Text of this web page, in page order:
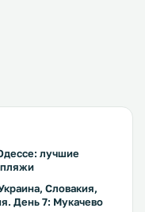
лучшие
пляжи
Словакия,
День 7: Мукачево